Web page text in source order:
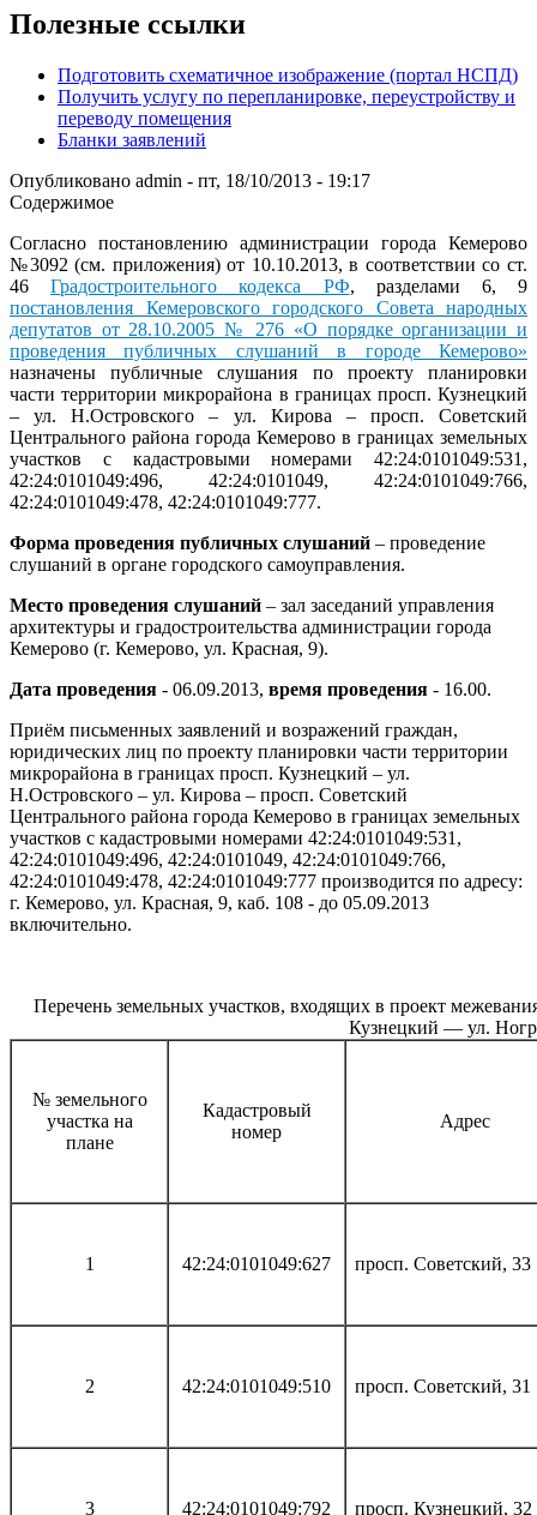
Полезные ссылки
Подготовить схематичное изображение (портал НСПД)
Получить услугу по перепланировке, переустройству и
переводу помещения
Бланки заявлений
Опубликовано admin - пт, 18/10/2013 - 19:17
Содержимое
Согласно постановлению администрации города Кемерово
№3092 (см. приложения) от 10.10.2013, в соответствии со ст.
46Градостроительного кодекса РФ, разделами 6, 9
постановления Кемеровского городского Совета народных
депутатов от 28.10.2005 № 276 «О порядке организации и
проведения публичных слушаний в городе Кемерово»
назначены публичные слушания по проекту планировки
части территории микрорайона в границах просп. Кузнецкий
– ул. Н.Островского – ул. Кирова – просп. Советский
Центрального района города Кемерово в границах земельных
участков с кадастровыми номерами 42:24:0101049:531,
42:24:0101049:496, 42:24:0101049, 42:24:0101049:766,
42:24:0101049:478, 42:24:0101049:777.
Форма проведения публичных слушаний – проведение
слушаний в органе городского самоуправления.
Место проведения слушаний – зал заседаний управления
архитектуры и градостроительства администрации города
Кемерово (г. Кемерово, ул. Красная, 9).
Дата проведения - 06.09.2013, время проведения - 16.00.
Приём письменных заявлений и возражений граждан,
юридических лиц по проекту планировки части территории
микрорайона в границах просп. Кузнецкий – ул.
Н.Островского – ул. Кирова – просп. Советский
Центрального района города Кемерово в границах земельных
участков с кадастровыми номерами 42:24:0101049:531,
42:24:0101049:496, 42:24:0101049, 42:24:0101049:766,
42:24:0101049:478, 42:24:0101049:777 производится по адресу:
г. Кемерово, ул. Красная, 9, каб. 108 - до 05.09.2013
включительно.
Перечень земельных участков, входящих в проект
Кузнецкий — ул.
№ земельного
участка на
плане
Кадастровый
номер
Адрес
1 42:24:0101049:627 просп. Советский, 33
2 42:24:0101049:510 просп. Советский, 31
3 42:24:0101049:792 просп. Кузнецкий, 32